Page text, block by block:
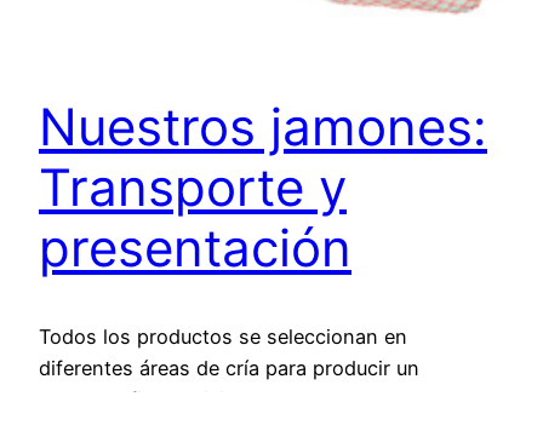
Nuestros jamones:
Transporte y
presentación
Todos los productos se seleccionan en
diferentes áreas de cría para producir un
producto final delicioso, con su sabor aroma,